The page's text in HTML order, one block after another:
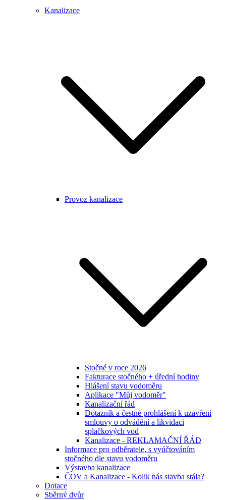
Kanalizace
Provoz kanalizace
Stočné v roce 2026
Fakturace stočného + úřední hodiny
Hlášení stavu vodoměru
Aplikace "Můj vodoměr"
Kanalizační řád
Dotazník a čestné prohlášení k uzavření
smlouvy o odvádění a likvidaci
splačkových vod
Kanalizace - REKLAMAČNÍ ŘÁD
Informace pro odběratele, s vyúčtováním
stočného dle stavu vodoměru
Výstavba kanalizace
ČOV a Kanalizace - Kolik nás stavba stála?
Dotace
Sběrný dvůr